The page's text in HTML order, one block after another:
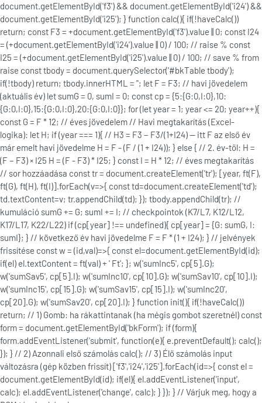
document.getElementById('f3') && document.getElementById('i24') &&
document.getElementById('i25'); } function calc(){ if(!haveCalc())
return; const F3 = +document.getElementById('f3').value || 0; const I24
= (+document.getElementById('i24').value || 0) / 100; // raise % const
I25 = (+document.getElementById('i25').value || 0) / 100; // save % from
raise const tbody = document.querySelector('#bkTable tbody');
if(!tbody) return; tbody.innerHTML = ''; let F = F3; // havi jövedelem
(aktuális év) let sumG = 0, sumI = 0; const cp = {5:{G:0,I:0},10:
{G:0,I:0},15:{G:0,I:0},20:{G:0,I:0}}; for (let year = 1; year <= 20; year++){
const G = F * 12; // éves jövedelem // Havi megtakarítás (Excel-
logika): let H; if (year === 1){ // H3 = F3 − F3/(1+I24) — itt F az első év
már emelt havi jövedelme H = F - (F / (1 + I24)); } else { // 2. év-től: H =
(F − F3) × I25 H = (F - F3) * I25; } const I = H * 12; // éves megtakarítás
// sor hozzáadása const tr = document.createElement('tr'); [year, ft(F),
ft(G), ft(H), ft(I)].forEach(v=>{ const td=document.createElement('td');
td.textContent=v; tr.appendChild(td); }); tbody.appendChild(tr); //
kumuláció sumG += G; sumI += I; // checkpointok (K7/L7, K12/L12,
K17/L17, K22/L22) if (cp[year] !== undefined){ cp[year] = {G: sumG, I:
sumI}; } // következő év havi jövedelme F = F * (1 + I24); } // jelvények
frissítése const w = (id,val)=>{ const el=document.getElementById(id);
if(el) el.textContent = ft(val) + ' Ft'; }; w('sumInc5', cp[5].G);
w('sumSav5', cp[5].I); w('sumInc10', cp[10].G); w('sumSav10', cp[10].I);
w('sumInc15', cp[15].G); w('sumSav15', cp[15].I); w('sumInc20',
cp[20].G); w('sumSav20', cp[20].I); } function init(){ if(!haveCalc())
return; // 1) Gomb: ha rákattintanak (ha mégis gombot szeretnél) const
form = document.getElementById('bkForm'); if (form){
form.addEventListener('submit', function(e){ e.preventDefault(); calc();
}); } // 2) Azonnali első számolás calc(); // 3) Élő számolás input
változásra (gép közben frissít) ['f3','i24','i25'].forEach(id=>{ const el =
document.getElementById(id); if(el){ el.addEventListener('input',
calc); el.addEventListener('change', calc); } }); } // Várjuk meg, hogy a